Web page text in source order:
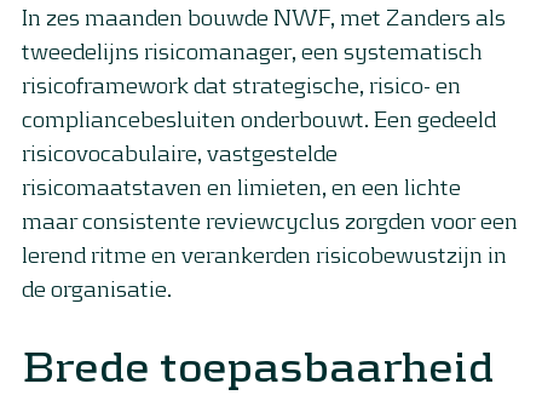
In zes maanden bouwde NWF, met Zanders als
tweedelijns risicomanager, een systematisch
risicoframework dat strategische, risico- en
compliancebesluiten onderbouwt. Een gedeeld
risicovocabulaire, vastgestelde
risicomaatstaven en limieten, en een lichte
maar consistente reviewcyclus zorgden voor een
lerend ritme en verankerden risicobewustzijn in
de organisatie.
Brede toepasbaarheid